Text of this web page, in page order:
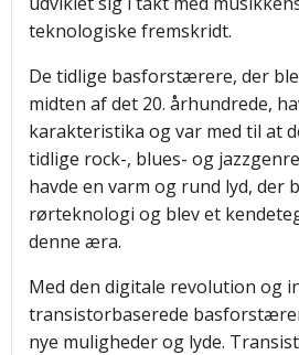
teknologiske fremskridt.
De tidlige basforstærere, der
midten af det 20. århundrede,
karakteristika og var med til at
tidlige rock-, blues- og
havde en varm og rund lyd, der
rørteknologi og blev et
denne æra.
Med den digitale revolution og
transistorbaserede
nye muligheder og lyde.